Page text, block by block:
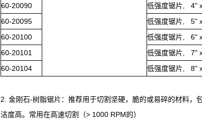
60-20090
低强度锯片, 4"
60-20095
低强度锯片, 5"
60-20100
低强度锯片, 6"
60-20101
低强度锯片, 7"
60-20104
低强度锯片, 8"
2. 金刚石-树脂锯片：推荐用于切割坚硬，脆的或易碎的材料
洁度高。常用在高速切割（> 1000 RPM的）